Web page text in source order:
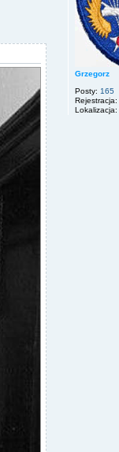
Grzegorz
Posty: 165
Rejestracja:
Lokalizacja: